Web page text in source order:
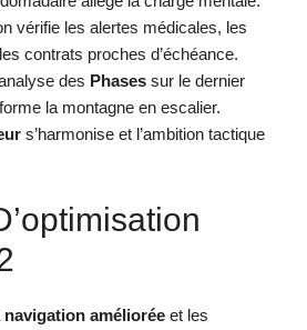
vérifie les alertes médicales, les
contrats proches d’échéance.
des Phases sur le dernier
la montagne en escalier.
s’harmonise et l’ambition tactique
navigation améliorée et les